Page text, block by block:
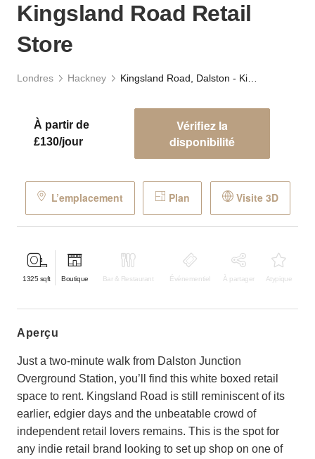
Kingsland Road Retail
Store
Londres Hackney
À partir de
£130/jour
Vérifiez la
disponibilité
L’emplacement Plan Visite 3D
1325 sqft Boutique Bar & Restaurant Événementiel À partager Atypique
aperçu
Just a two-minute walk from Dalston Junction
Overground Station, you’ll find this white boxed retail
space to rent. Kingsland Road is still reminiscent of its
earlier, edgier days and the unbeatable crowd of
independent retail lovers remains. This is the spot for
any indie retail brand looking to set up shop on one of